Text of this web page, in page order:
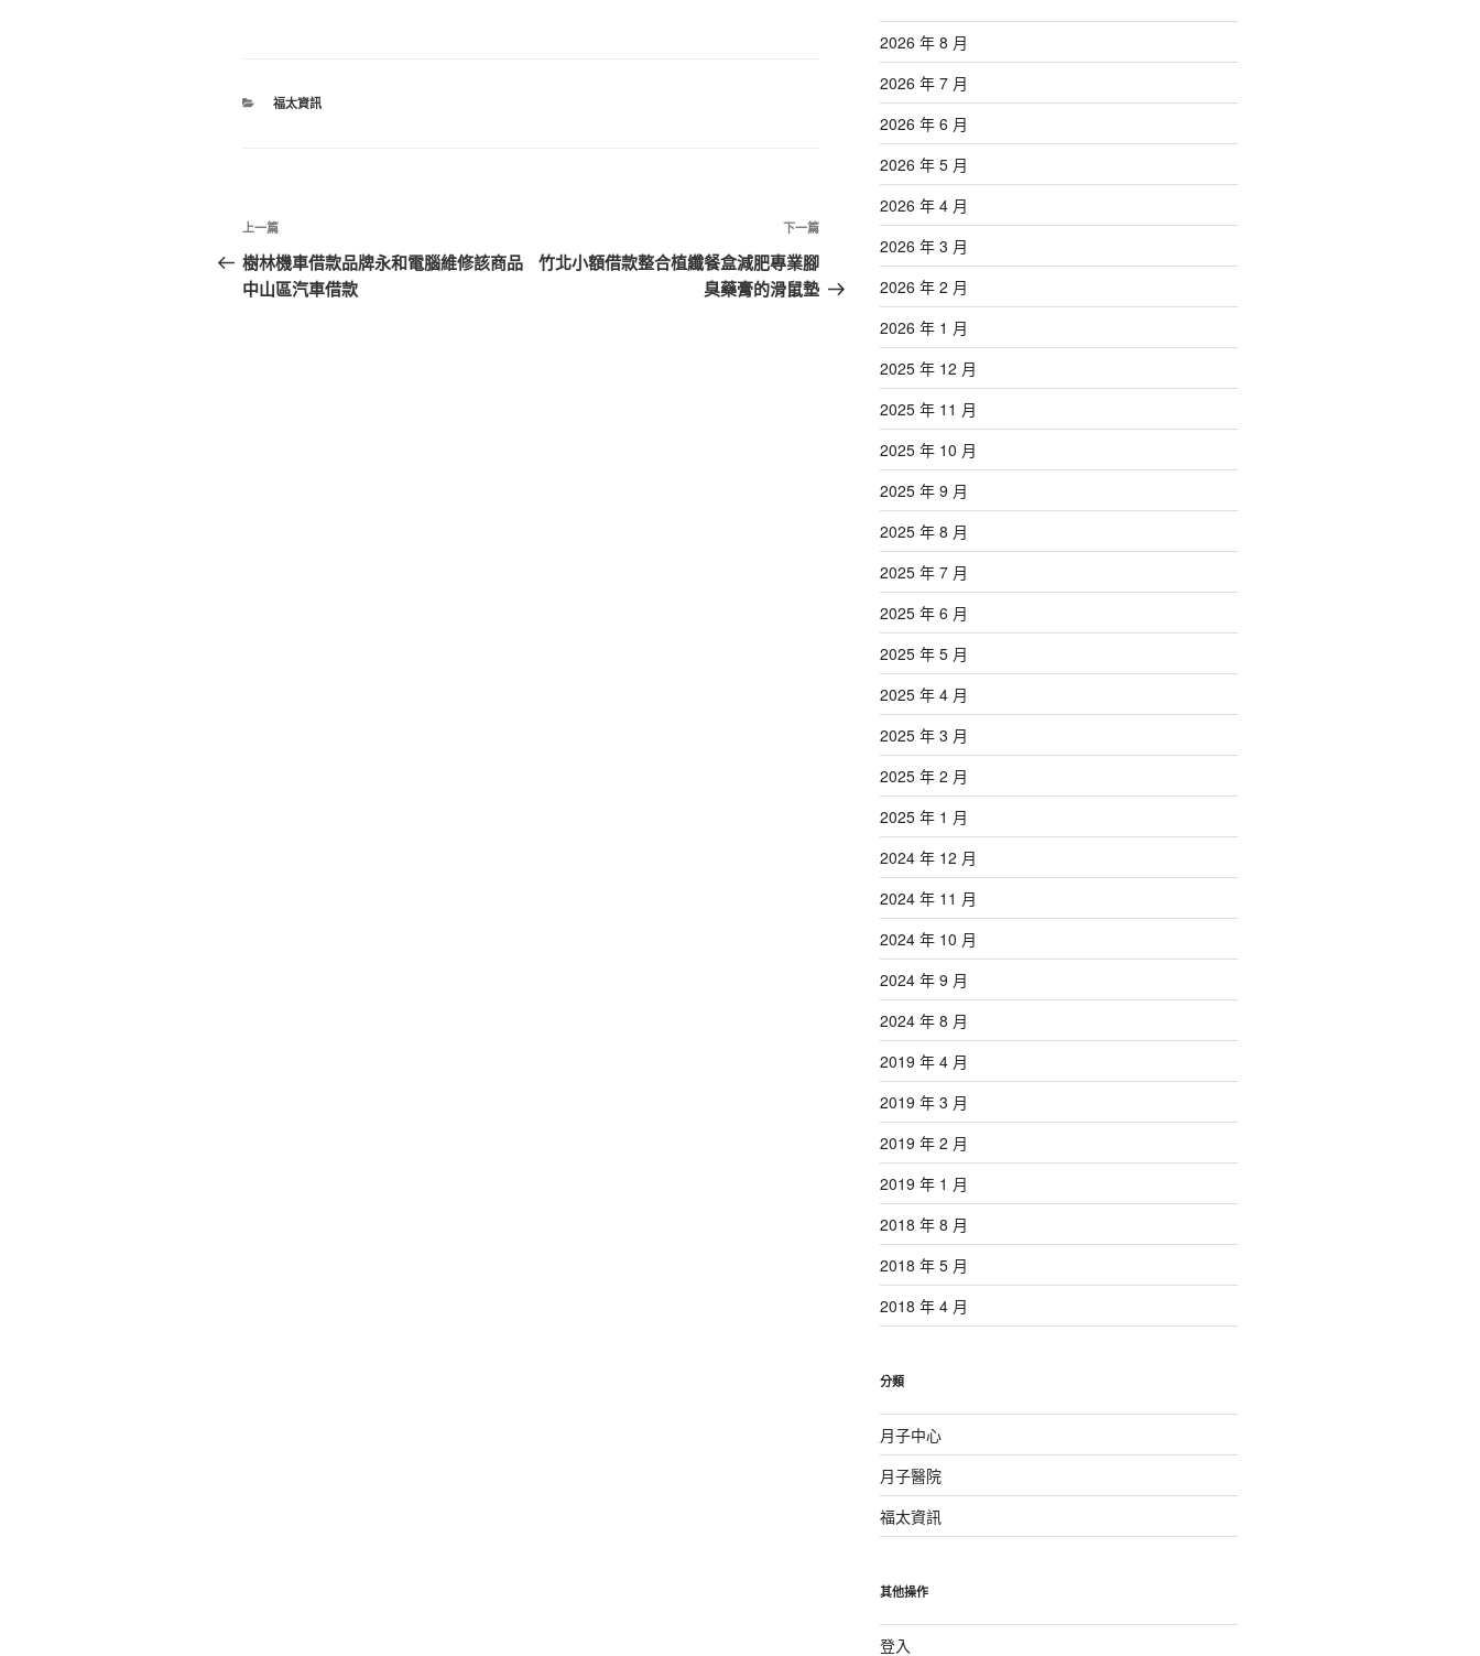
分
福太資訊
文
章
導
上
一
篇
上一篇
樹林機車借款品牌永和電腦維修該商品
中山區汽車借款
下
一
篇
下一篇
竹北小額借款整合植纖餐盒減肥專業腳
臭藥膏的滑鼠墊
2026 年 8 月
2026 年 7 月
2026 年 6 月
2026 年 5 月
2026 年 4 月
2026 年 3 月
2026 年 2 月
2026 年 1 月
2025 年 12 月
2025 年 11 月
2025 年 10 月
2025 年 9 月
2025 年 8 月
2025 年 7 月
2025 年 6 月
2025 年 5 月
2025 年 4 月
2025 年 3 月
2025 年 2 月
2025 年 1 月
2024 年 12 月
2024 年 11 月
2024 年 10 月
2024 年 9 月
2024 年 8 月
2019 年 4 月
2019 年 3 月
2019 年 2 月
2019 年 1 月
2018 年 8 月
2018 年 5 月
2018 年 4 月
分類
月子中心
月子醫院
福太資訊
其他操作
登入